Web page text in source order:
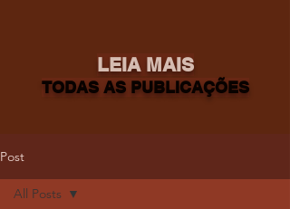
LEIA MAIS
TODAS AS PUBLICAÇÕES
Post
All Posts